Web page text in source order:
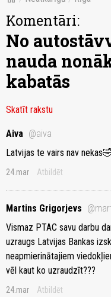
Komentāri:
No
nauda
kabatās
Skatīt rakstu
Aiva @aiva
Latvijas te vairs nav
24.mar Atbildēt
Martins Grigorjevs
Vismaz PTAC savu darbu
uzraugs Latvijas Bankas
neapmierinātajiem
vēl kaut ko uzraudzīt???
24.mar Atbildēt